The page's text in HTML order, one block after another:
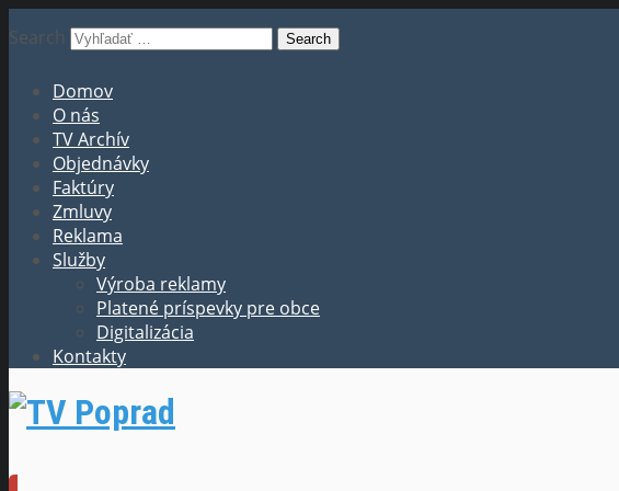
Search
Domov
O nás
TV Archív
Objednávky
Faktúry
Zmluvy
Reklama
Služby
Výroba reklamy
Platené príspevky pre obce
Digitalizácia
Kontakty